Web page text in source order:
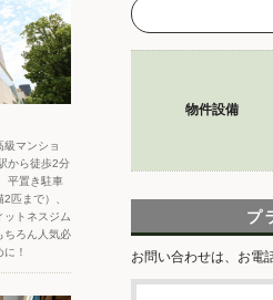
物件設備
プ
お問い合わせは、お電
級マンショ
から徒歩2分
平置き駐車
匹まで）、
ットネスジム
ちろん人気必
！